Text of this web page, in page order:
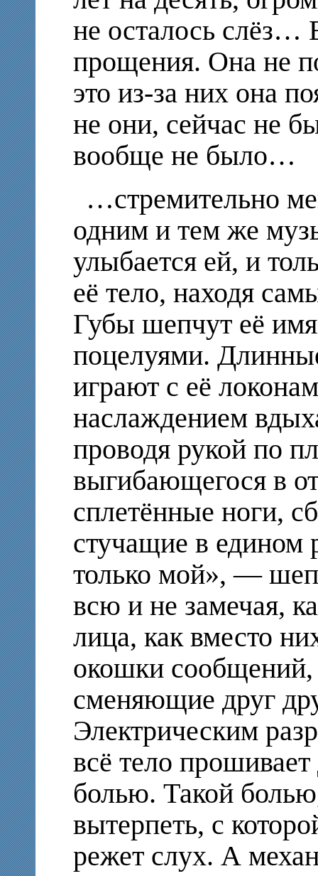
не осталось слёз…
прощения. Она не
это из-за них она
не они, сейчас не
вообще не было…
…стремительно
одним и тем же
улыбается ей, и
её тело, находя
Губы шепчут её
поцелуями.
играют с её
наслаждением
проводя рукой по
выгибающегося в
сплетённые ноги,
стучащие в едином
только мой», —
всю и не замечая,
лица, как вместо
окошки
сменяющие друг
Электрическим
всё тело
болью. Такой
вытерпеть, с
режет слух. А